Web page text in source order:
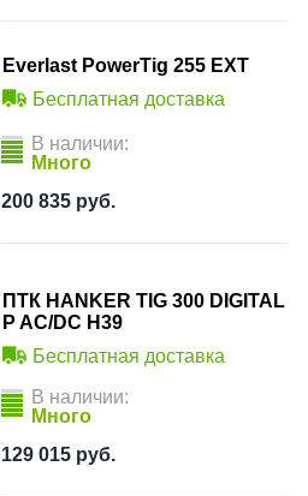
Everlast PowerTig 255 EXT
Бесплатная доставка
В наличии:
Много
200 835 руб.
ПТК HANKER TIG 300 DIGITAL
P AC/DC H39
Бесплатная доставка
В наличии:
Много
129 015 руб.